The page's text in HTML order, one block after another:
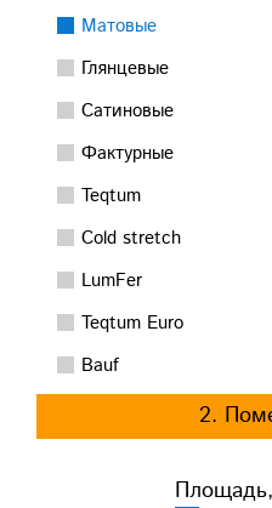
Матовые
Глянцевые
Сатиновые
Фактурные
Teqtum
Cold stretch
LumFer
Teqtum Euro
Bauf
2.